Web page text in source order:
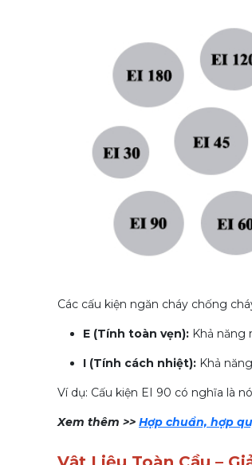
Các cấu kiện ngăn cháy chống
E (Tính toàn vẹn): Khả năng
I (Tính cách nhiệt): Khả
Ví dụ: Cấu kiện EI 90 có nghĩa là
Xem thêm >> Hợp chuẩn, hợp